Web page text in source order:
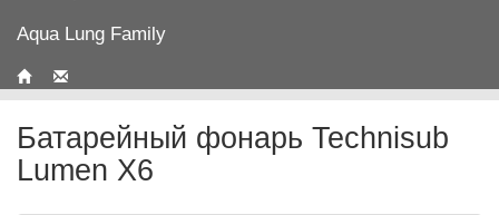
Aqua Lung Family
Батарейный фонарь Technisub
Lumen X6